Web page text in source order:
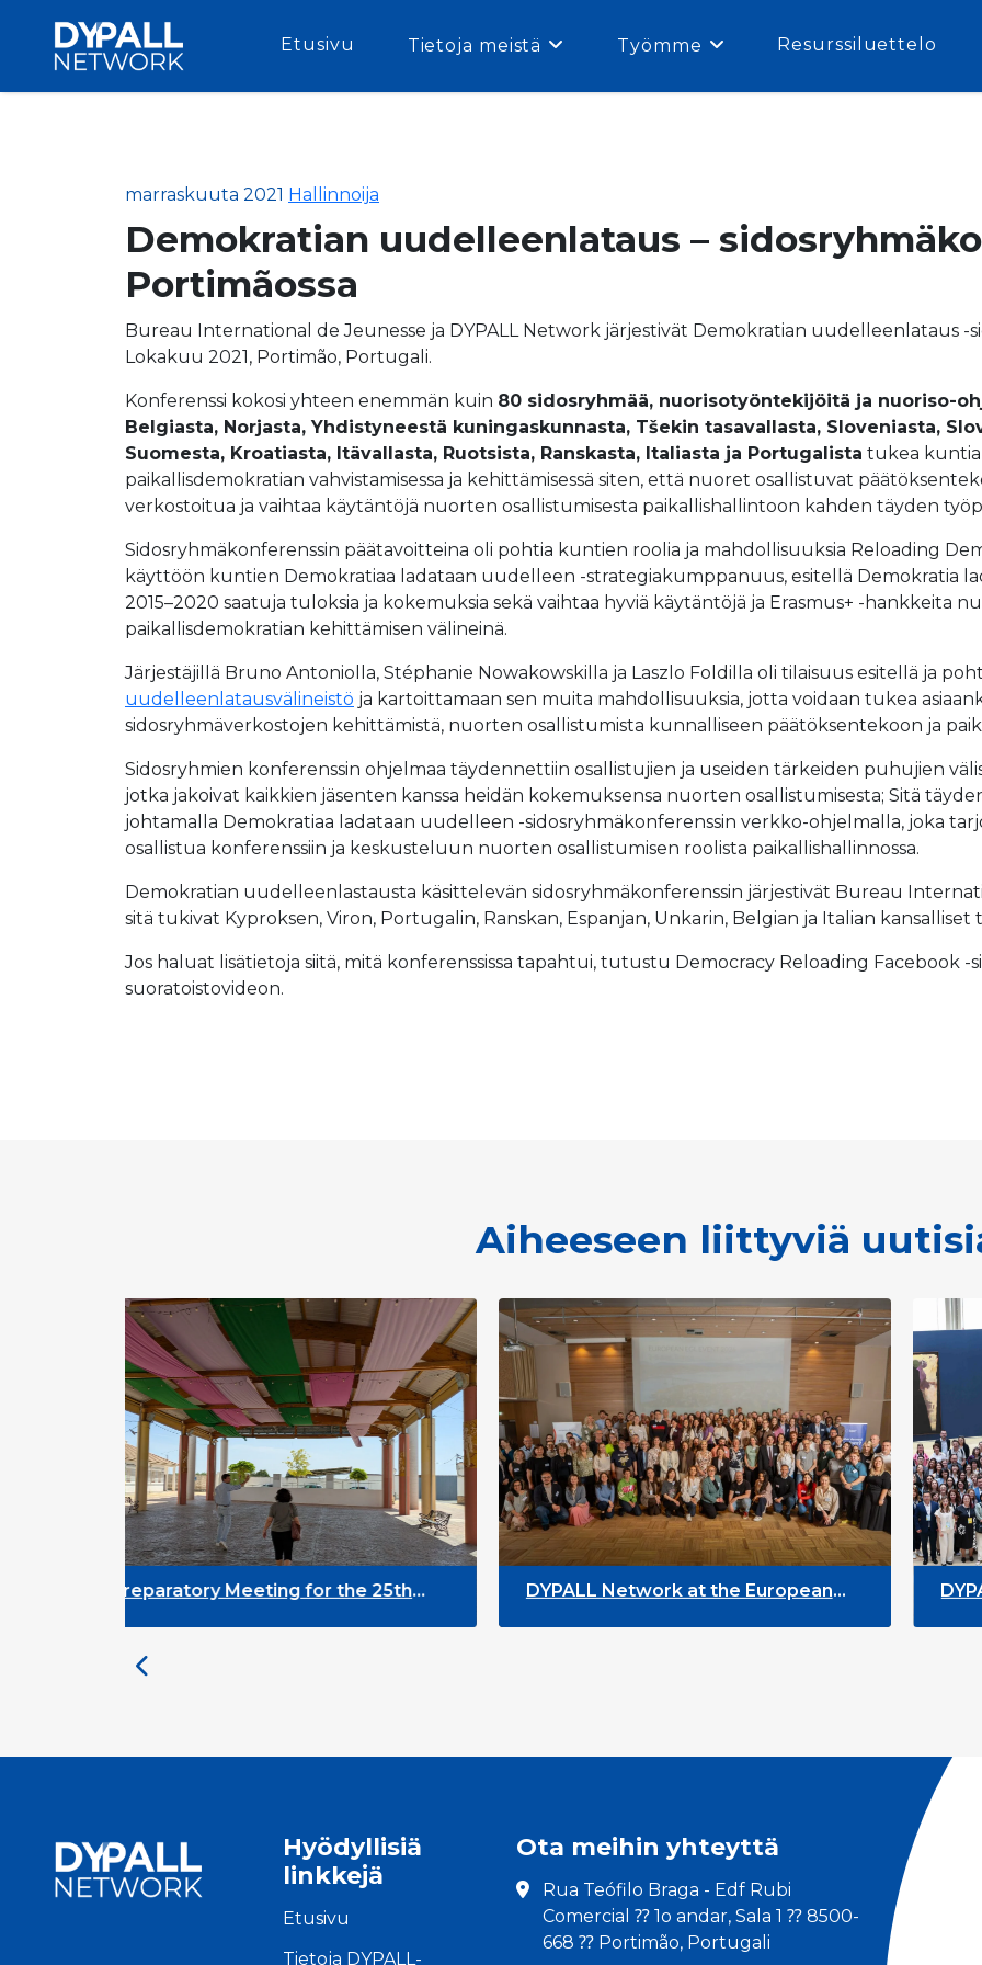
Etusivu Tietoja meistä Työmme Resurssiluettelo
marraskuuta 2021 Hallinnoija
Demokratian uudelleenlataus –
Portimãossa
Bureau International de Jeunesse ja DYPALL Network järjestivät Demokratian uudelleenlataus -
Lokakuu 2021, Portimão, Portugali.
Konferenssi kokosi yhteen enemmän kuin 80 sidosryhmää, nuorisotyöntekijöitä ja nuoriso-
Belgiasta, Norjasta, Yhdistyneestä kuningaskunnasta, Tšekin tasavallasta, Sloveniasta,
Suomesta, Kroatiasta, Itävallasta, Ruotsista, Ranskasta, Italiasta ja Portugalista tukea kuntia
paikallisdemokratian vahvistamisessa ja kehittämisessä siten, että nuoret osallistuvat
verkostoitua ja vaihtaa käytäntöjä nuorten osallistumisesta paikallishallintoon kahden täyden
Sidosryhmäkonferenssin päätavoitteina oli pohtia kuntien roolia ja mahdollisuuksia Reloading
käyttöön kuntien Demokratiaa ladataan uudelleen -strategiakumppanuus, esitellä Demokratia
2015–2020 saatuja tuloksia ja kokemuksia sekä vaihtaa hyviä käytäntöjä ja Erasmus+ -hankkeita
paikallisdemokratian kehittämisen välineinä.
Järjestäjillä Bruno Antoniolla, Stéphanie Nowakowskilla ja Laszlo Foldilla oli tilaisuus esitellä ja
uudelleenlatausvälineistö ja kartoittamaan sen muita mahdollisuuksia, jotta voidaan tukea
sidosryhmäverkostojen kehittämistä, nuorten osallistumista kunnalliseen päätöksentekoon ja
Sidosryhmien konferenssin ohjelmaa täydennettiin osallistujien ja useiden tärkeiden puhujien
jotka jakoivat kaikkien jäsenten kanssa heidän kokemuksensa nuorten osallistumisesta; Sitä
johtamalla Demokratiaa ladataan uudelleen -sidosryhmäkonferenssin verkko-ohjelmalla, joka
osallistua konferenssiin ja keskusteluun nuorten osallistumisen roolista paikallishallinnossa.
Demokratian uudelleenlastausta käsittelevän sidosryhmäkonferenssin järjestivät Bureau
sitä tukivat Kyproksen, Viron, Portugalin, Ranskan, Espanjan, Unkarin, Belgian ja Italian kansalliset
Jos haluat lisätietoja siitä, mitä konferenssissa tapahtui, tutustu Democracy Reloading Facebook
suoratoistovideon.
Aiheeseen liittyviä
Preparatory Meeting for the 25th
Development
DYPALL Network at the European
DYPALL
Hyödyllisiä
linkkejä
Etusivu
Tietoja DYPALL-
Ota meihin yhteyttä
Rua Teófilo Braga - Edf Rubi
Comercial ⁇ 1o andar, Sala 1 ⁇ 8500-
668 ⁇ Portimão, Portugali